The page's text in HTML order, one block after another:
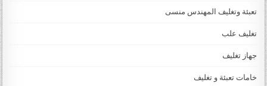
تعبئة وتغليف المهندس منسى
تغليف علب
جهاز تغليف
خامات تعبئة و تغليف